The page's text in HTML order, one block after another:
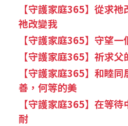
【守護家庭365】從求
祂改變我
【守護家庭365】守望
【守護家庭365】祈求
【守護家庭365】和睦
善，何等的美
【守護家庭365】在等
耐